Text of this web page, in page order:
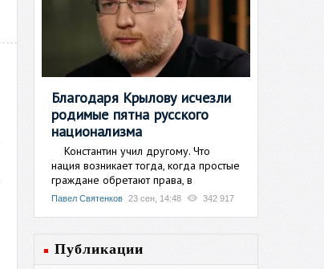
Благодаря Крылову исчезли
родимые пятна русского
национализма
Константин учил другому. Что
нация возникает тогда, когда простые
граждане обретают права, в
Павел Святенков 23 сен, 14:48 342 917
Публикации